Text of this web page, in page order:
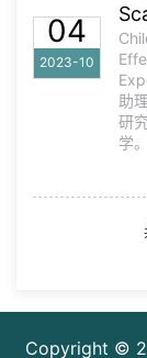
04
2023-10
助
研
学
Copyright ©